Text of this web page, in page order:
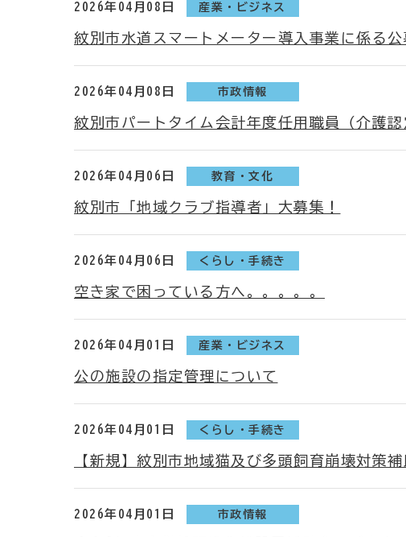
2026年04月08日 産業・ビジネス
紋別市水道スマートメーター導入事業に係る
2026年04月08日 市政情報
紋別市パートタイム会計年度任用職員（介護
2026年04月06日 教育・文化
紋別市「地域クラブ指導者」大募集！
2026年04月06日 くらし・手続き
空き家で困っている方へ。。。。。
2026年04月01日 産業・ビジネス
公の施設の指定管理について
2026年04月01日 くらし・手続き
【新規】紋別市地域猫及び多頭飼育崩壊対策
2026年04月01日 市政情報